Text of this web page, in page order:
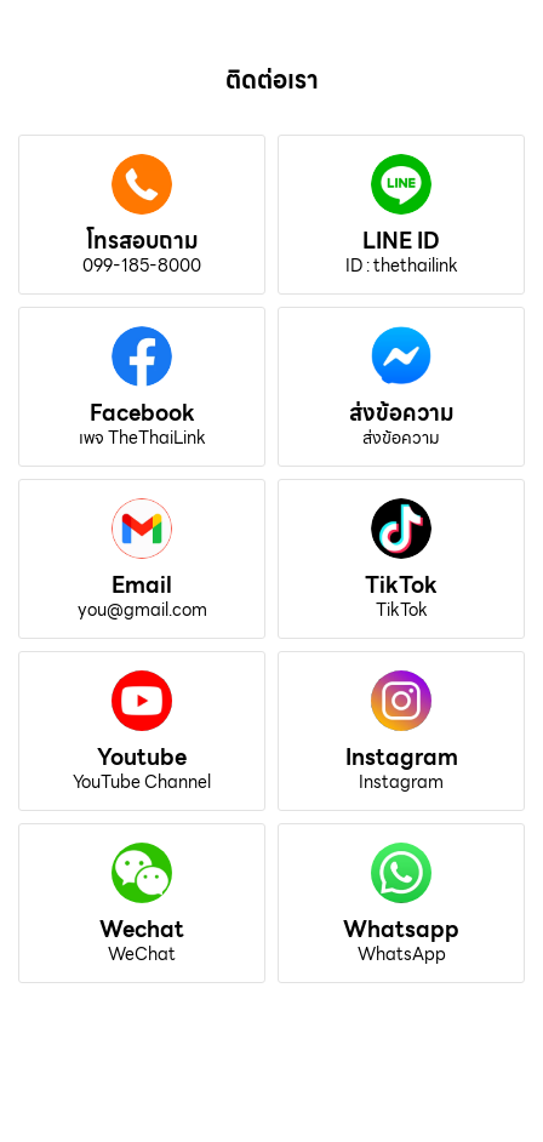
ติดต่อเรา
โทรสอบถาม
099-185-8000
LINE ID
ID : thethailink
Facebook
เพจ TheThaiLink
ส่งข้อความ
ส่งข้อความ
Email
you@gmail.com
TikTok
TikTok
Youtube
YouTube Channel
Instagram
Instagram
Wechat
WeChat
Whatsapp
WhatsApp